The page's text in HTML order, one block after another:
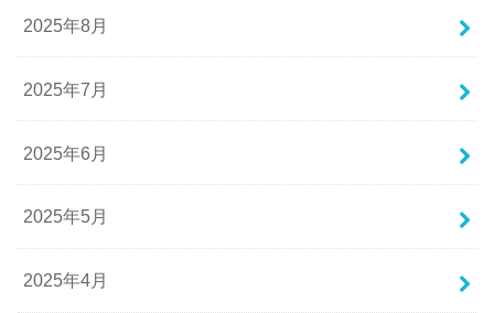
2025年8月
2025年7月
2025年6月
2025年5月
2025年4月